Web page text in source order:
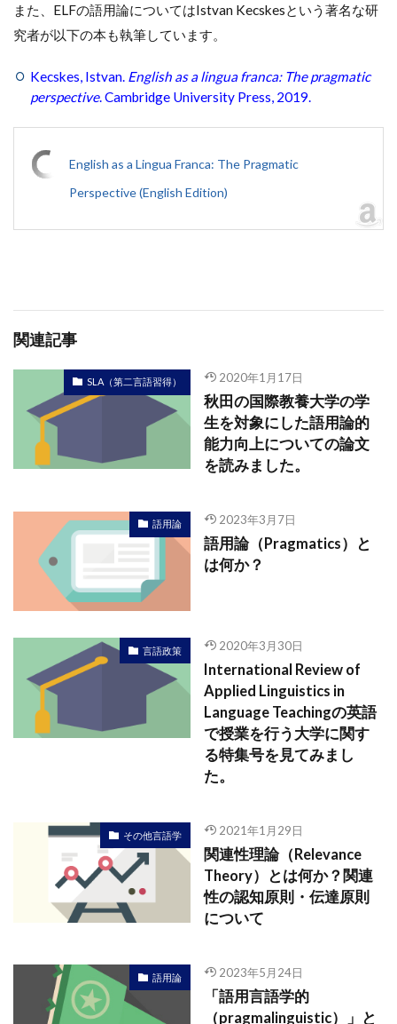
また、ELFの語用論についてはIstvan Kecskesという著名な研
究者が以下の本も執筆しています。
Kecskes, Istvan. English as a lingua franca: The pragmatic
perspective. Cambridge University Press, 2019.
English as a Lingua Franca: The Pragmatic
Perspective (English Edition)
関連記事
SLA（第二言語習得） 2020年1月17日
秋田の国際教養大学の学
生を対象にした語用論的
能力向上についての論文
を読みました。
語用論 2023年3月7日
語用論（Pragmatics）と
は何か？
言語政策 2020年3月30日
International Review of
Applied Linguistics in
Language Teachingの英語
で授業を行う大学に関す
る特集号を見てみまし
た。
その他言語学 2021年1月29日
関連性理論（Relevance
Theory）とは何か？関連
性の認知原則・伝達原則
について
語用論 2023年5月24日
「語用言語学的
（pragmalinguistic）」と